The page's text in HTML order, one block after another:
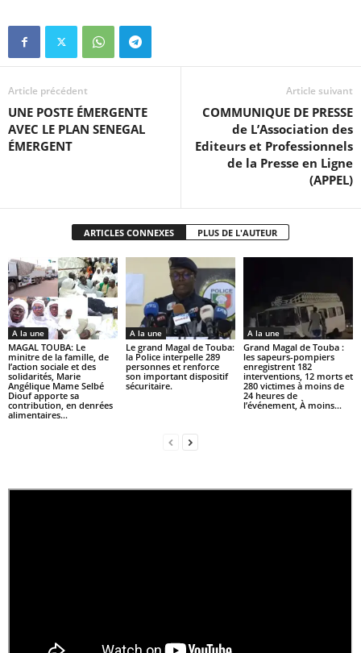
Article précédent
UNE POSTE ÉMERGENTE
AVEC LE PLAN SENEGAL
ÉMERGENT
Article suivant
COMMUNIQUE DE PRESSE
de L’Association des
Editeurs et Professionnels
de la Presse en Ligne
(APPEL)
ARTICLES CONNEXES PLUS DE L'AUTEUR
A la une
MAGAL TOUBA: Le
minitre de la famille, de
l’action sociale et des
solidarités, Marie
Angélique Mame Selbé
Diouf apporte sa
contribution, en denrées
alimentaires...
A la une
Le grand Magal de Touba:
la Police interpelle 289
personnes et renforce
son important dispositif
sécuritaire.
A la une
Grand Magal de Touba :
les sapeurs-pompiers
enregistrent 182
interventions, 12 morts et
280 victimes à moins de
24 heures de
l’événement, À moins...